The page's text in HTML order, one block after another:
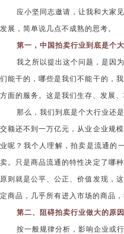
应小坚同志邀请，让我和大家
发展，简单说几点不成熟的思考。
第一，中国拍卖行业到底是个
我之所以提出这个问题，是因
们能干的，哪些是我们不能干的，
方面的服务。这是我们生存、发展
那么，我们到底是个大行业还
交额还不到一万亿元，从业企业规
业呢？我个人理解，拍卖是流通的
卖。只是商品流通的特性决定了哪
原则就是公平、公正、价值发现，
定商品，几乎所有进入市场的商品
第二、阻碍拍卖行业做大的原
按一般规律分析，影响企业或